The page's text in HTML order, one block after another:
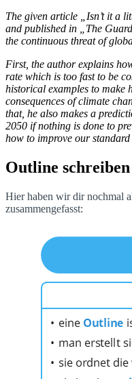
The given article „Isn’t it a
and published in „The
the continuous threat of
First, the author explains
rate which is too fast to be
historical examples to make
consequences of climate
that, he also makes a
2050 if nothing is done to
how to improve our
Outline schreiben
Hier haben wir dir nochmal
zusammengefasst: